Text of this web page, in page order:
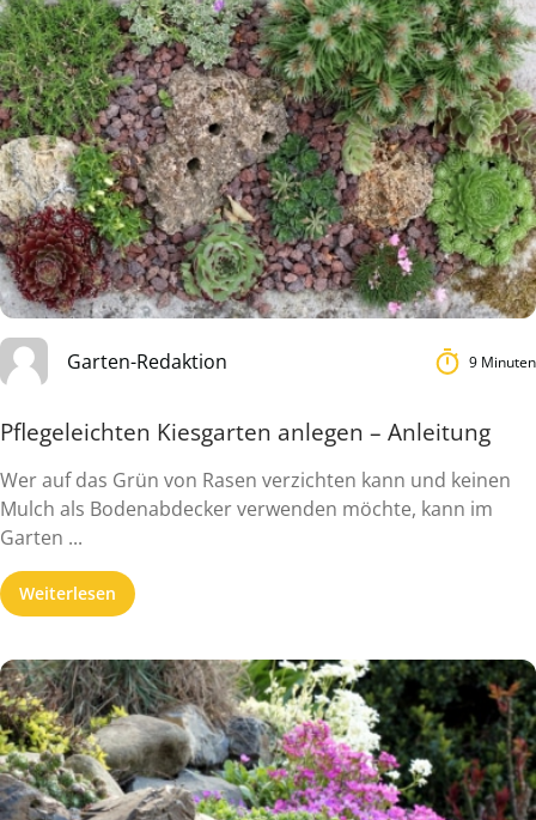
Garten-Redaktion 9 Minuten
Pflegeleichten Kiesgarten anlegen – Anleitung
Wer auf das Grün von Rasen verzichten kann und keinen
Mulch als Bodenabdecker verwenden möchte, kann im
Garten ...
Weiterlesen